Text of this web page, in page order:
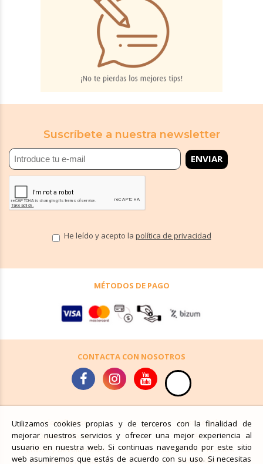
Suscríbete a nuestra newsletter
He leído y acepto la política de privacidad
MÉTODOS DE PAGO
CONTACTA CON NOSOTROS
Identificarse
Quiénes Somos
Envíos y devoluciones
Aviso Legal
FAQ
Suscríbete a nuestra
newsletter
Utilizamos cookies propias y de terceros con la finalidad de
mejorar nuestros servicios y ofrecer una mejor experiencia al
usuario en nuestra web. Si continuas navegando por este sitio
web asumiremos que estás de acuerdo con su uso. Si necesitas